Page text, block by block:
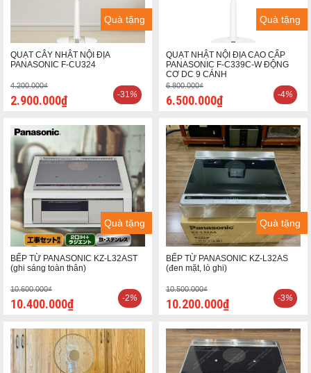
Quà tặng
QUẠT CÂY NHẬT NỘI ĐỊA
PANASONIC F-CU324
4.200.000₫
2.900.000₫ -31%
Quà tặng
QUẠT NHẬT NỘI ĐỊA CAO CẤP
PANASONIC F-C339C-W ĐỘNG
CƠ DC 9 CÁNH
6.800.000₫
6.500.000₫ -4%
Quà tặng
BẾP TỪ PANASONIC KZ-L32AST
(ghi sáng toàn thân)
10.600.000₫
10.400.000₫ -2%
Quà tặng
BẾP TỪ PANASONIC KZ-L32AS
(đen mặt, lò ghi)
10.500.000₫
10.200.000₫ -3%